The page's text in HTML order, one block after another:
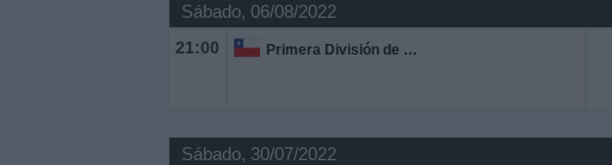
Sábado, 06/08/2022
21:00 Primera División de Chile
Sábado, 30/07/2022